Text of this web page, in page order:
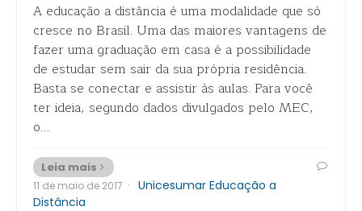
A educação a distância é uma modalidade que só
cresce no Brasil. Uma das maiores vantagens de
fazer uma graduação em casa é a possibilidade
de estudar sem sair da sua própria residência.
Basta se conectar e assistir às aulas. Para você
ter ideia, segundo dados divulgados pelo MEC,
o…
Leia mais
11 de maio de 2017 · Unicesumar Educação a
Distância